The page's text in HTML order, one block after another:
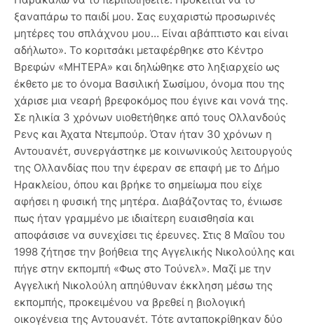
ξαναπάρω το παιδί μου. Σας ευχαριστώ προσωρινές
μητέρες του σπλάχνου μου… Είναι αβάπτιστο και είναι
αδήλωτο». Το κοριτσάκι μεταφέρθηκε στο Κέντρο
Βρεφών «ΜΗΤΕΡΑ» και δηλώθηκε στο ληξιαρχείο ως
έκθετο με το όνομα Βασιλική Σωσίμου, όνομα που της
χάρισε μια νεαρή βρεφοκόμος που έγινε και νονά της.
Σε ηλικία 3 χρόνων υιοθετήθηκε από τους Ολλανδούς
Ρενς και Άχατα Ντεμπούρ. Όταν ήταν 30 χρόνων η
Αντουανέτ, συνεργάστηκε με κοινωνικούς λειτουργούς
της Ολλανδίας που την έφεραν σε επαφή με το Δήμο
Ηρακλείου, όπου και βρήκε το σημείωμα που είχε
αφήσει η φυσική της μητέρα. Διαβάζοντας το, ένιωσε
πως ήταν γραμμένο με ιδιαίτερη ευαισθησία και
αποφάσισε να συνεχίσει τις έρευνες. Στις 8 Μαΐου του
1998 ζήτησε την βοήθεια της Αγγελικής Νικολούλης και
πήγε στην εκπομπή «Φως στο Τούνελ». Μαζί με την
Αγγελική Νικολούλη απηύθυναν έκκληση μέσω της
εκπομπής, προκειμένου να βρεθεί η βιολογική
οικογένεια της Αντουανέτ. Τότε ανταποκρίθηκαν δύο